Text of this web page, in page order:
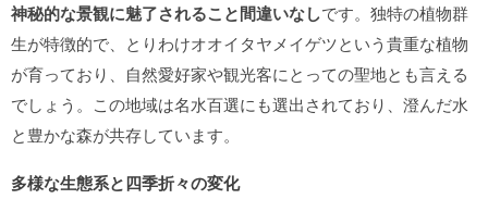
神秘的な景観に魅了されること間違いなしです。独特の植物群
生が特徴的で、とりわけオオイタヤメイゲツという貴重な植物
が育っており、自然愛好家や観光客にとっての聖地とも言える
でしょう。この地域は名水百選にも選出されており、澄んだ水
と豊かな森が共存しています。
多様な生態系と四季折々の変化